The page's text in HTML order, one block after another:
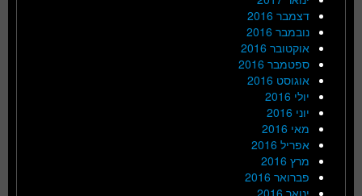
דצמבר 2016
נובמבר 2016
אוקטובר 2016
ספטמבר 2016
אוגוסט 2016
יולי 2016
יוני 2016
מאי 2016
אפריל 2016
מרץ 2016
פברואר 2016
ינואר 2016